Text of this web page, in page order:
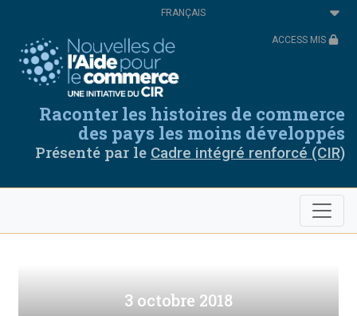
principal
Select
your
ACCESS MIS
Raconter les histoires de commerce
des pays les moins développés
Présenté par le Cadre intégré renforcé (CIR)
3 octobre 2018